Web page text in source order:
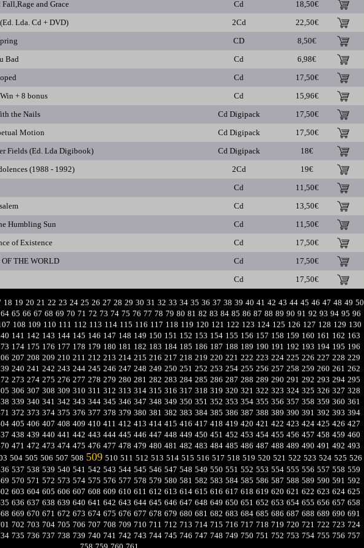
Fall,Rage and Grace Cd
18,50€
Lda. Cd + DVD) 2Cd
22,50€
CD
8,50€
Bad Cd
6,98€
Cd
17,50€
+ 8 bonus Cd
15,96€
the Nails Cd Digipack
17,50€
Motion Cd Digipack
17,50€
Fields (Ed. Lda Digibook) Cd Digipack
18€
(1988 - 1992) 2Cd
19€
Cd
11,50€
Cd
13,50€
Humbling Sun Cd
11,50€
of Existence Cd
17,50€
OF THE WORLD Cd
17,50€
Cd 17,50€
18 19 20 21 22 23 24 25 26 27 28 29 30 31 32 33 34 35 36 37 38 39 40 41 42 43 44 45 46 47 48 49 50
64 65 66 67 68 69 70 71 72 73 74 75 76 77 78 79 80 81 82 83 84 85 86 87 88 89 90 91 92 93 94 95 96
108 109 110 111 112 113 114 115 116 117 118 119 120 121 122 123 124 125 126 127 128 129 130
141 142 143 144 145 146 147 148 149 150 151 152 153 154 155 156 157 158 159 160 161 162 163
174 175 176 177 178 179 180 181 182 183 184 185 186 187 188 189 190 191 192 193 194 195 196
207 208 209 210 211 212 213 214 215 216 217 218 219 220 221 222 223 224 225 226 227 228 229
240 241 242 243 244 245 246 247 248 249 250 251 252 253 254 255 256 257 258 259 260 261 262
273 274 275 276 277 278 279 280 281 282 283 284 285 286 287 288 289 290 291 292 293 294 295
306 307 308 309 310 311 312 313 314 315 316 317 318 319 320 321 322 323 324 325 326 327 328
339 340 341 342 343 344 345 346 347 348 349 350 351 352 353 354 355 356 357 358 359 360 361
372 373 374 375 376 377 378 379 380 381 382 383 384 385 386 387 388 389 390 391 392 393 394
405 406 407 408 409 410 411 412 413 414 415 416 417 418 419 420 421 422 423 424 425 426 427
438 439 440 441 442 443 444 445 446 447 448 449 450 451 452 453 454 455 456 457 458 459 460
471 472 473 474 475 476 477 478 479 480 481 482 483 484 485 486 487 488 489 490 491 492 493
504 505 506 507 508 509 510 511 512 513 514 515 516 517 518 519 520 521 522 523 524 525 526
537 538 539 540 541 542 543 544 545 546 547 548 549 550 551 552 553 554 555 556 557 558 559
570 571 572 573 574 575 576 577 578 579 580 581 582 583 584 585 586 587 588 589 590 591 592
603 604 605 606 607 608 609 610 611 612 613 614 615 616 617 618 619 620 621 622 623 624 625
636 637 638 639 640 641 642 643 644 645 646 647 648 649 650 651 652 653 654 655 656 657 658
669 670 671 672 673 674 675 676 677 678 679 680 681 682 683 684 685 686 687 688 689 690 691
702 703 704 705 706 707 708 709 710 711 712 713 714 715 716 717 718 719 720 721 722 723 724
735 736 737 738 739 740 741 742 743 744 745 746 747 748 749 750 751 752 753 754 755 756 757